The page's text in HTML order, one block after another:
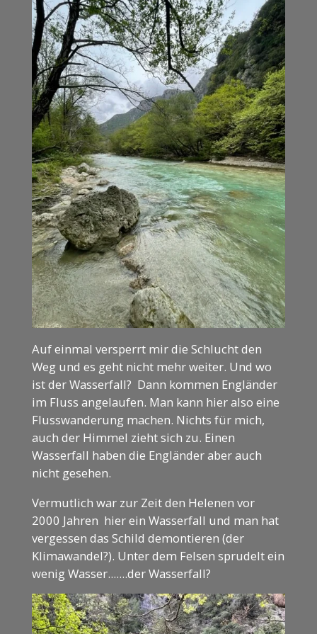
Auf einmal versperrt mir die Schlucht den
Weg und es geht nicht mehr weiter. Und wo
ist der Wasserfall? Dann kommen Engländer
im Fluss angelaufen. Man kann hier also eine
Flusswanderung machen. Nichts für mich,
auch der Himmel zieht sich zu. Einen
Wasserfall haben die Engländer aber auch
nicht gesehen.
Vermutlich war zur Zeit den Helenen vor
2000 Jahren hier ein Wasserfall und man hat
vergessen das Schild demontieren (der
Klimawandel?). Unter dem Felsen sprudelt ein
wenig Wasser.......der Wasserfall?